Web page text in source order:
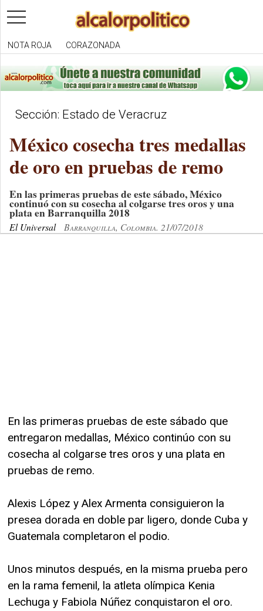
toggle
navigation
NOTA ROJA CORAZONADA
Sección: Estado de Veracruz
México cosecha tres medallas
de oro en pruebas de remo
En las primeras pruebas de este sábado, México
continuó con su cosecha al colgarse tres oros y una
plata en Barranquilla 2018
El Universal Barranquilla, Colombia. 21/07/2018
En las primeras pruebas de este sábado que
entregaron medallas, México continúo con su
cosecha al colgarse tres oros y una plata en
pruebas de remo.
Alexis López y Alex Armenta consiguieron la
presea dorada en doble par ligero, donde Cuba y
Guatemala completaron el podio.
Unos minutos después, en la misma prueba pero
en la rama femenil, la atleta olímpica Kenia
Lechuga y Fabiola Núñez conquistaron el oro.